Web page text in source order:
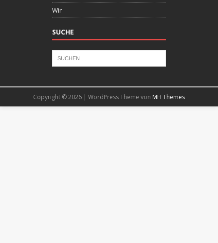
Wir
SUCHE
Copyright © 2026 | WordPress Theme von MH Themes